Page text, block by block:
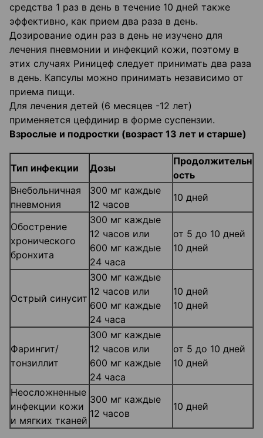
средства 1 раз в день в течение 10 дней также
эффективно, как прием два раза в день.
Дозирование один раз в день не изучено для
лечения пневмонии и инфекций кожи, поэтому в
этих случаях Риницеф следует принимать два раза
в день. Капсулы можно принимать независимо от
приема пищи.
Для лечения детей (6 месяцев -12 лет)
применяется цефдинир в форме суспензии.
Взрослые и подростки (возраст 13 лет и старше)
Тип инфекции Дозы
Продолжительн
ость
Внебольничная
пневмония
300 мг каждые
12 часов
10 дней
Обострение
хронического
бронхита
300 мг каждые
12 часов или
600 мг каждые
24 часа
от 5 до 10 дней
10 дней
Острый синусит
300 мг каждые
12 часов или
600 мг каждые
24 часа
10 дней
10 дней
Фарингит/
тонзиллит
300 мг каждые
12 часов или
600 мг каждые
24 часа
от 5 до 10 дней
10 дней
Неосложненные
инфекции кожи
и мягких тканей
300 мг каждые
12 часов
10 дней